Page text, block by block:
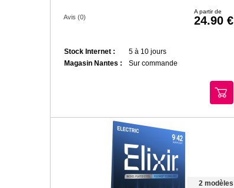
Avis (0)
A partir de
24.90
Stock Internet :
5 à 10 jours
Magasin Nantes :
Sur commande
2 modèles